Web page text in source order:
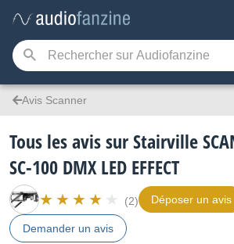
Avis Scanner
Tous les avis sur Stairville
SC-100 DMX LED EFFECT
(2) Déposer un avis
Demander un avis